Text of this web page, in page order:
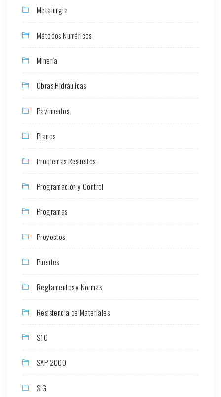
Metalurgia
Métodos Numéricos
Minería
Obras Hidráulicas
Pavimentos
Planos
Problemas Resueltos
Programación y Control
Programas
Proyectos
Puentes
Reglamentos y Normas
Resistencia de Materiales
S10
SAP 2000
SIG